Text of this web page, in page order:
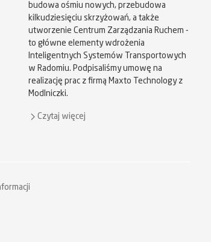
budowa ośmiu nowych, przebudowa
kilkudziesięciu skrzyżowań, a także
utworzenie Centrum Zarządzania Ruchem -
to główne elementy wdrożenia
Inteligentnych Systemów Transportowych
w Radomiu. Podpisaliśmy umowę na
realizację prac z firmą Maxto Technology z
Modlniczki.
Czytaj więcej